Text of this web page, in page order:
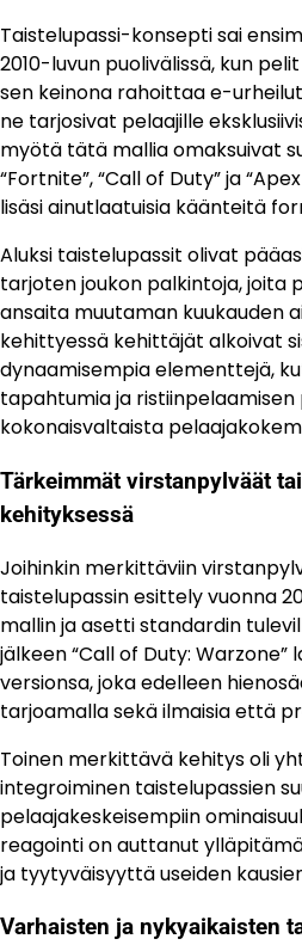
Taistelupassi-konsepti sai
2010-luvun puolivälissä, kun
sen keinona rahoittaa e-
ne tarjosivat pelaajille
myötä tätä mallia omaksuivat
“Fortnite”, “Call of Duty” ja
lisäsi ainutlaatuisia käänteitä
Aluksi taistelupassit olivat
tarjoten joukon palkintoja, joita
ansaita muutaman kuukauden
kehittyessä kehittäjät alkoivat
dynaamisempia elementtejä,
tapahtumia ja
kokonaisvaltaista
Tärkeimmät virstanpylväät
kehityksessä
Joihinkin merkittäviin
taistelupassin esittely vuonna
mallin ja asetti standardin
jälkeen “Call of Duty: Warzone”
versionsa, joka edelleen
tarjoamalla sekä ilmaisia että
Toinen merkittävä kehitys oli
integroiminen taistelupassien
pelaajakeskeisempiin
reagointi on auttanut
ja tyytyväisyyttä useiden
Varhaisten ja nykyaikaisten